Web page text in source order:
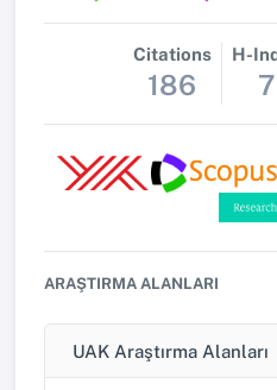
Citations
186
H-
7
ARAŞTIRMA ALANLARI
UAK Araştırma Alanları